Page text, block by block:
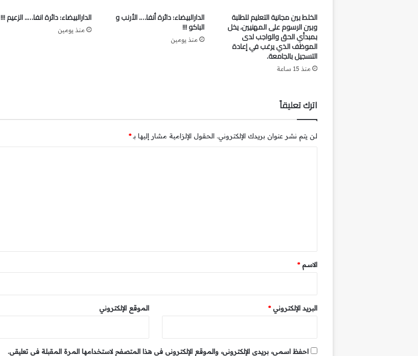
الخلط بين مجانية التعليم للطلبة
وبين الرسوم على المهنيين، يخل
بمبدأي الحق والواجب لدى
الموظف الذي يرغب في إعادة
التسجيل بالجامعة.
منذ 15 ساعة
الدارالبيضاء: دائرة أنفا…. الأرنب و
الباكو !!!
منذ يومين
الدارالبيضاء: دائرة انفا….. الزعيم !!!
منذ يومين
اترك تعليقاً
لن يتم نشر عنوان بريدك الإلكتروني. الحقول الإلزامية مشار إليها بـ*
*
الاسم*
البريد الإلكتروني* الموقع الإلكتروني
احفظ اسمي، بريدي الإلكتروني، والموقع الإلكتروني في هذا المتصفح لاستخدامها المرة المقبلة في تعليقي.